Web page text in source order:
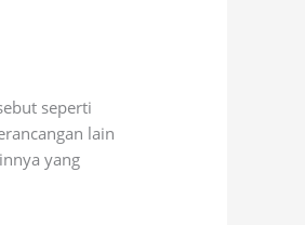
seperti
lain
yang